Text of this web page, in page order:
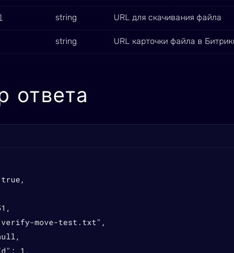
string URL для скачивания файла
string URL карточки файла в
ответа
move-test.txt",
1,